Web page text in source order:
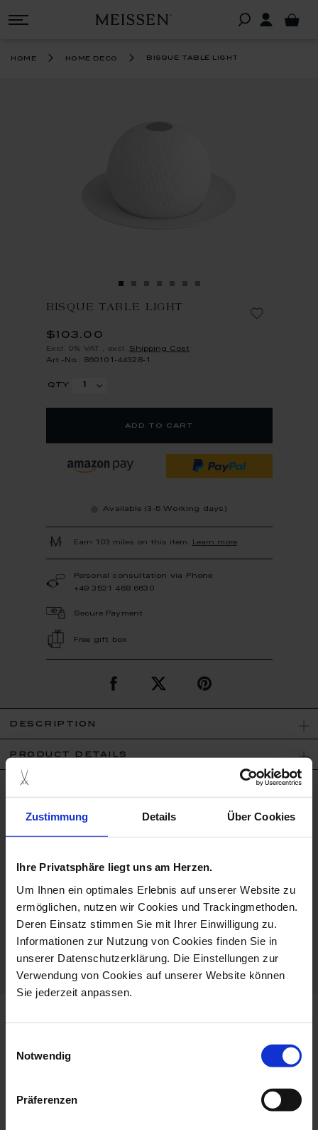
Zustimmung Details Über Cookies
Ihre Privatsphäre liegt uns am Herzen.
Um Ihnen ein optimales Erlebnis auf unserer Website zu
ermöglichen, nutzen wir Cookies und Trackingmethoden.
Deren Einsatz stimmen Sie mit Ihrer Einwilligung zu.
Informationen zur Nutzung von Cookies finden Sie in
unserer Datenschutzerklärung. Die Einstellungen zur
Verwendung von Cookies auf unserer Website können
Sie jederzeit anpassen.
Notwendig
Präferenzen
home home deco bisque table light
BISQUE TABLE LIGHT
$103.00
Excl. 0% VAT excl. Shipping Cost
Art.-No.: 860101-44328-1
qty
add to cart
Available (3-5 Working days)
Earn 103 miles on this item. Learn more
Personal consultation via Phone
+49 3521 468 6630
Secure Payment
Free gift box
description
product details
Bisque
Dishwaher Safe
more products from the no 41